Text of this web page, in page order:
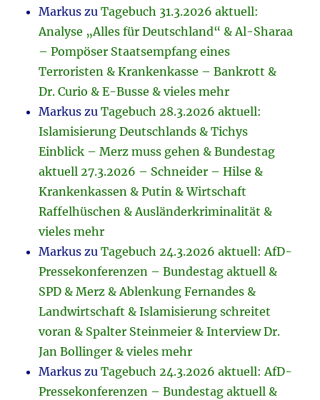
Markus zuTagebuch 31.3.2026 aktuell:
Analyse „Alles für Deutschland“ & Al-Sharaa
– Pompöser Staatsempfang eines
Terroristen & Krankenkasse – Bankrott &
Dr. Curio & E-Busse & vieles mehr
Markus zuTagebuch 28.3.2026 aktuell:
Islamisierung Deutschlands & Tichys
Einblick – Merz muss gehen & Bundestag
aktuell 27.3.2026 – Schneider – Hilse &
Krankenkassen & Putin & Wirtschaft
Raffelhüschen & Ausländerkriminalität &
vieles mehr
Markus zuTagebuch 24.3.2026 aktuell: AfD-
Pressekonferenzen – Bundestag aktuell &
SPD & Merz & Ablenkung Fernandes &
Landwirtschaft & Islamisierung schreitet
voran & Spalter Steinmeier & Interview Dr.
Jan Bollinger & vieles mehr
Markus zuTagebuch 24.3.2026 aktuell: AfD-
Pressekonferenzen – Bundestag aktuell &